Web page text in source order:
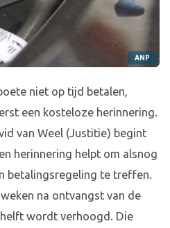
ANP
niet op tijd betalen,
een kosteloze herinnering.
van Weel (Justitie) begint
herinnering helpt om alsnog
betalingsregeling te treffen.
na ontvangst van de
wordt verhoogd. Die